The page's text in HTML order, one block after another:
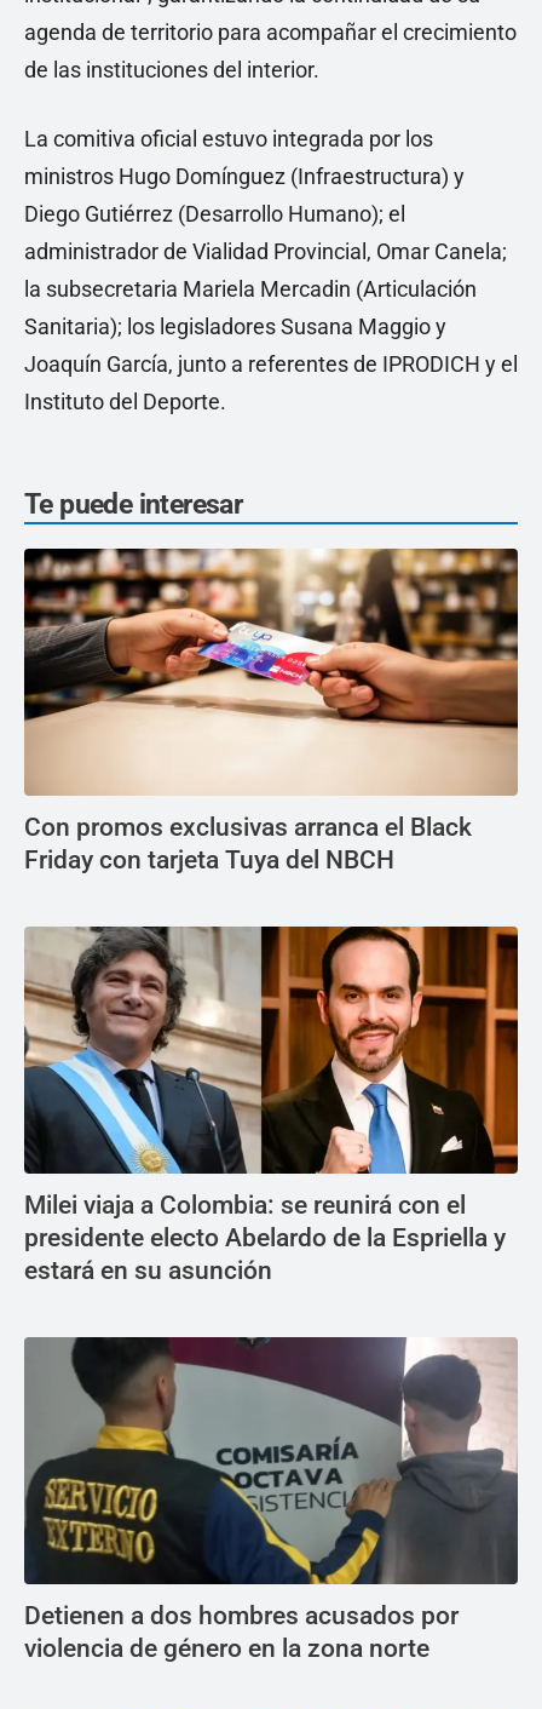
agenda de territorio para acompañar el crecimiento
de las instituciones del interior.
La comitiva oficial estuvo integrada por los
ministros Hugo Domínguez (Infraestructura) y
Diego Gutiérrez (Desarrollo Humano); el
administrador de Vialidad Provincial, Omar Canela;
la subsecretaria Mariela Mercadin (Articulación
Sanitaria); los legisladores Susana Maggio y
Joaquín García, junto a referentes de IPRODICH y el
Instituto del Deporte.
Te puede interesar
Con promos exclusivas arranca el Black
Friday con tarjeta Tuya del NBCH
Milei viaja a Colombia: se reunirá con el
presidente electo Abelardo de la Espriella y
estará en su asunción
Detienen a dos hombres acusados por
violencia de género en la zona norte